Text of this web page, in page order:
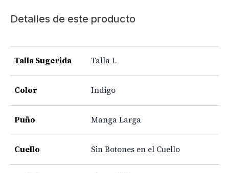
Detalles de este producto
Talla Sugerida Talla L
Color Indigo
Puño Manga Larga
Cuello Sin Botones en el Cuello